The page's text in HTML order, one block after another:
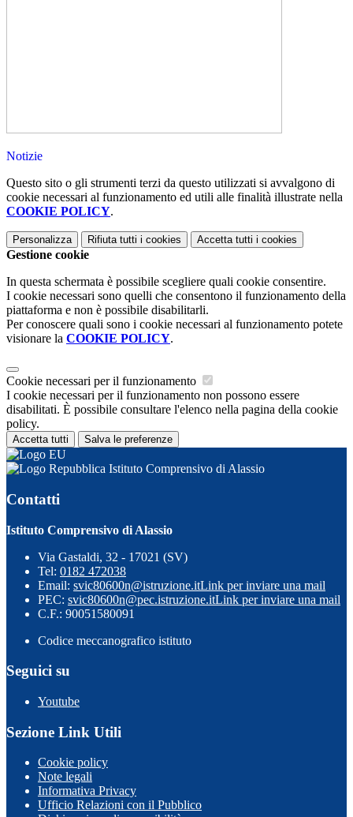
Notizie
Questo sito o gli strumenti terzi da questo utilizzati si avvalgono di
cookie necessari al funzionamento ed utili alle finalità illustrate nella
COOKIE POLICY.
Personalizza Rifiuta tutti i cookies Accetta tutti i cookies
Gestione cookie
In questa schermata è possibile scegliere quali cookie consentire.
I cookie necessari sono quelli che consentono il funzionamento della
piattaforma e non è possibile disabilitarli.
Per conoscere quali sono i cookie necessari al funzionamento potete
visionare la COOKIE POLICY.
Cookie necessari per il funzionamento
I cookie necessari per il funzionamento non possono essere
disabilitati. È possibile consultare l'elenco nella pagina della cookie
policy.
Accetta tutti Salva le preferenze
Istituto Comprensivo di Alassio
Contatti
Istituto Comprensivo di Alassio
Via Gastaldi, 32 - 17021 (SV)
Tel: 0182 472038
Email: svic80600n@istruzione.itLink per inviare una mail
PEC: svic80600n@pec.istruzione.itLink per inviare una mail
C.F.: 90051580091
Codice meccanografico istituto
Seguici su
Youtube
Sezione Link Utili
Cookie policy
Note legali
Informativa Privacy
Ufficio Relazioni con il Pubblico